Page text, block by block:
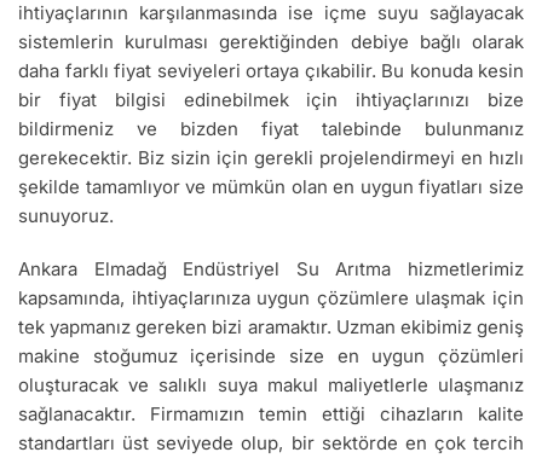
ihtiyaçlarının karşılanmasında ise içme suyu sağlayacak
sistemlerin kurulması gerektiğinden debiye bağlı olarak
daha farklı fiyat seviyeleri ortaya çıkabilir. Bu konuda kesin
bir fiyat bilgisi edinebilmek için ihtiyaçlarınızı bize
bildirmeniz ve bizden fiyat talebinde bulunmanız
gerekecektir. Biz sizin için gerekli projelendirmeyi en hızlı
şekilde tamamlıyor ve mümkün olan en uygun fiyatları size
sunuyoruz.
Ankara Elmadağ Endüstriyel Su Arıtma hizmetlerimiz
kapsamında, ihtiyaçlarınıza uygun çözümlere ulaşmak için
tek yapmanız gereken bizi aramaktır. Uzman ekibimiz geniş
makine stoğumuz içerisinde size en uygun çözümleri
oluşturacak ve salıklı suya makul maliyetlerle ulaşmanız
sağlanacaktır. Firmamızın temin ettiği cihazların kalite
standartları üst seviyede olup, bir sektörde en çok tercih